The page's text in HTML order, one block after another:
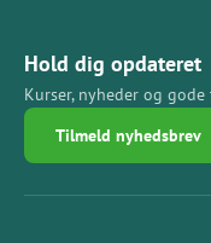
Hold dig opdateret
Kurser, nyheder og
Tilmeld nyhedsbrev